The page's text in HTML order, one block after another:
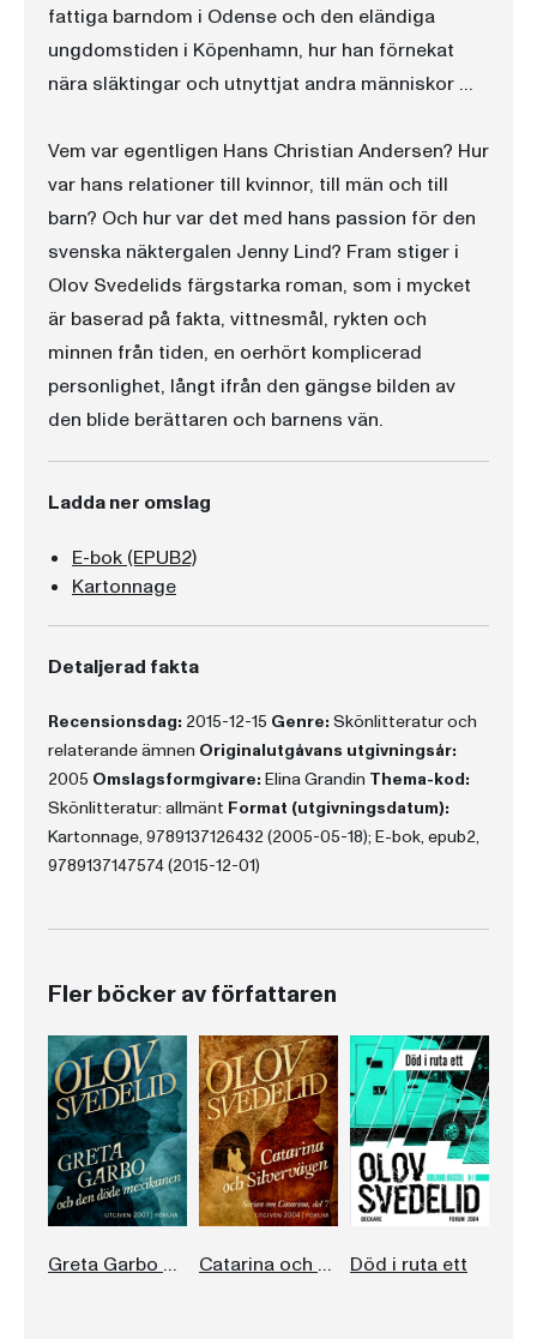
fattiga barndom i Odense och den eländiga
ungdomstiden i Köpenhamn, hur han förnekat
nära släktingar och utnyttjat andra människor …
Vem var egentligen Hans Christian Andersen? Hur
var hans relationer till kvinnor, till män och till
barn? Och hur var det med hans passion för den
svenska näktergalen Jenny Lind? Fram stiger i
Olov Svedelids färgstarka roman, som i mycket
är baserad på fakta, vittnesmål, rykten och
minnen från tiden, en oerhört komplicerad
personlighet, långt ifrån den gängse bilden av
den blide berättaren och barnens vän.
Ladda ner omslag
E-bok (EPUB2)
Kartonnage
Detaljerad fakta
Recensionsdag: 2015-12-15 Genre: Skönlitteratur och
relaterande ämnen Originalutgåvans utgivningsår:
2005 Omslagsformgivare: Elina Grandin Thema-kod:
Skönlitteratur: allmänt Format (utgivningsdatum):
Kartonnage, 9789137126432 (2005-05-18); E-bok, epub2,
9789137147574 (2015-12-01)
Fler böcker av författaren
Greta Garbo och den döde mexikanen Catarina och Silvervägen Död i ruta ett